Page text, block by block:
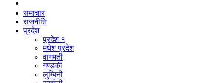
समाचार
राजनीति
प्रदेश
प्रदेश १
मधेश प्रदेश
वागमती
गण्डकी
लुम्बिनी